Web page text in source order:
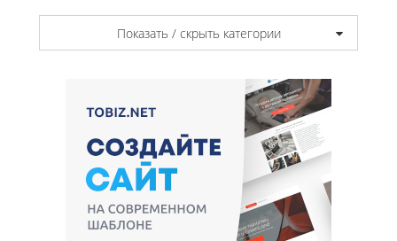
Показать / скрыть категории